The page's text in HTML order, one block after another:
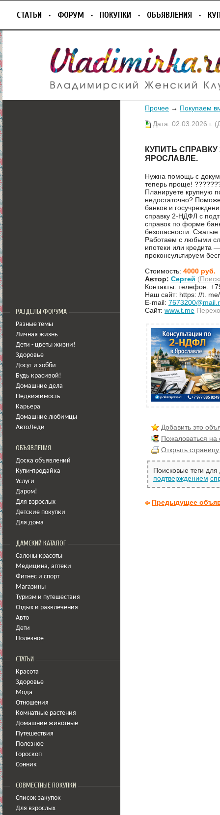
СТАТЬИ ФОРУМ ПОКУПКИ ОБЪЯВЛЕНИЯ
РАЗДЕЛЫ ФОРУМА
Разные темы
Личная жизнь
Дети - цветы жизни!
Здоровье
Досуг и хобби
Будь красивой!
Домашние дела
Недвижимость
Карьера
Домашние любимцы
АвтоЛеди
ОБЪЯВЛЕНИЯ
Доска объявлений
Купи-продайка
Услуги
Даром!
Для взрослых
Детские покупки
Для дома
ДАМСКИЙ КАТАЛОГ
Салоны красоты
Медицина, аптеки
Фитнес и спорт
Магазины
Туризм и путешествия
Отдых и развлечения
Авто
Дети
Полезное
СТАТЬИ
Красота
Здоровье
Мода
Отношения
Комнатные растения
Домашние животные
Путешествия
Полезное
Гороскоп
Сонник
СОВМЕСТНЫЕ ПОКУПКИ
Список закупок
Для взрослых
Прочее → Покупаем
Дата: 02.03.2026 г.
КУПИТЬ
ЯРОСЛАВЛЕ.
Нужна помощь с
теперь проще!
Планируете крупную
недостаточно?
банков и
справку 2-НДФЛ с
справок по форме
безопасности.
Работаем с любыми
ипотеки или кредита
проконсультируем
Стоимость: 4000 руб.
Автор: Сергей
Контакты: телефон:
Наш сайт: https: //t.
E-mail:
Сайт: www.t.me
Добавить это
Пожаловаться
Открыть
Поисковые теги
подтверждением
Предыдущее